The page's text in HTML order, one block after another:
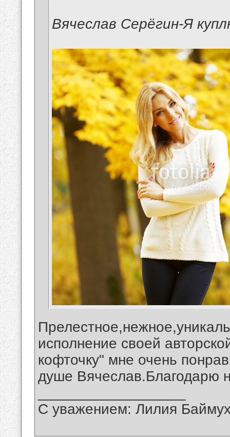
Вячеслав Серёгин-Я
исполнение своей
кофточку" мне очень
душе Вячеслав.Благодарю
С уважением: Лилия